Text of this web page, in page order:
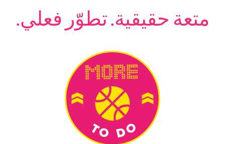
متعة حقيقية. تطوّر فعلي.